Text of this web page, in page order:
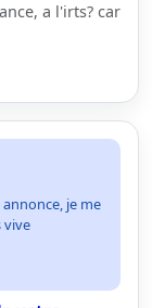
a l'irts? car
je me
vive